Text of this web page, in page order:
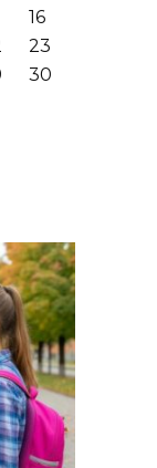
16
23
30